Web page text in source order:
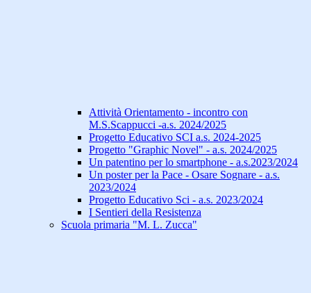
Attività Orientamento - incontro con
M.S.Scappucci -a.s. 2024/2025
Progetto Educativo SCI a.s. 2024-2025
Progetto "Graphic Novel" - a.s. 2024/2025
Un patentino per lo smartphone - a.s.2023/2024
Un poster per la Pace - Osare Sognare - a.s.
2023/2024
Progetto Educativo Sci - a.s. 2023/2024
I Sentieri della Resistenza
Scuola primaria "M. L. Zucca"